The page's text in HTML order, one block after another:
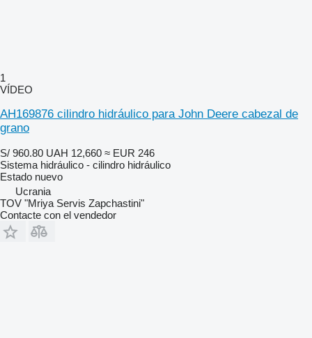
1
VÍDEO
AH169876 cilindro hidráulico para John Deere cabezal de
grano
S/ 960.80 UAH 12,660 ≈ EUR 246
Sistema hidráulico - cilindro hidráulico
Estado nuevo
Ucrania
TOV "Mriya Servis Zapchastini"
Contacte con el vendedor